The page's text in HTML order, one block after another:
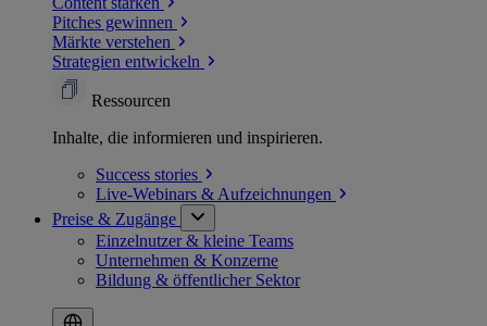
Pitches gewinnen
Märkte verstehen
Strategien entwickeln
Ressourcen
Inhalte, die informieren und inspirieren.
Success stories
Live-Webinars & Aufzeichnungen
Preise & Zugänge
Einzelnutzer & kleine Teams
Unternehmen & Konzerne
Bildung & öffentlicher Sektor